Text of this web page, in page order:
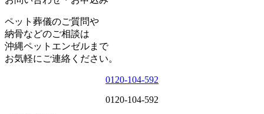
ペット葬儀のご質問や
納骨などのご相談は
沖縄ペットエンゼルまで
お気軽にご連絡ください。
0120-104-592
0120-104-592